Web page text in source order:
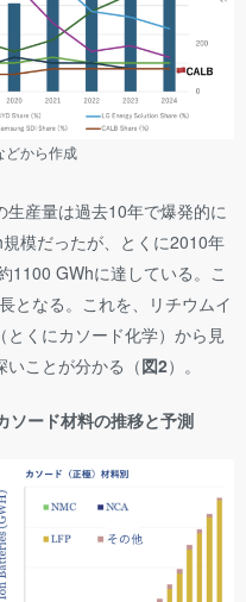
どから作成
産量は過去10年で爆発的に
模だったが、とくに2010年
1100 GWhに達している。こ
となる。これを、リチウムイ
くにカソード化学）から見
いことが分かる（図2）。
ソード材料の推移と予測